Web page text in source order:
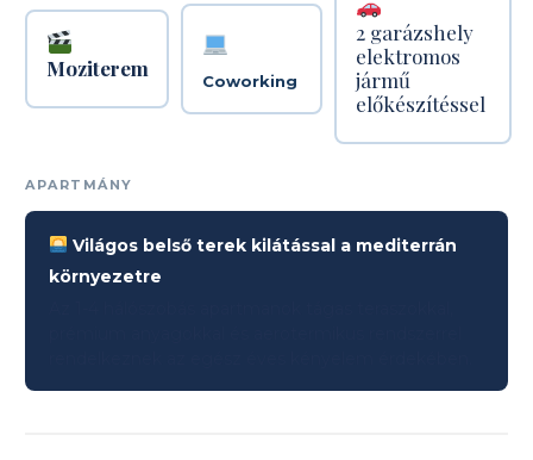
Moziterem Coworking
2 garázshely
elektromos
jármű
előkészítéssel
APARTMÁNY
Világos belső terek kilátással a mediterrán
környezetre